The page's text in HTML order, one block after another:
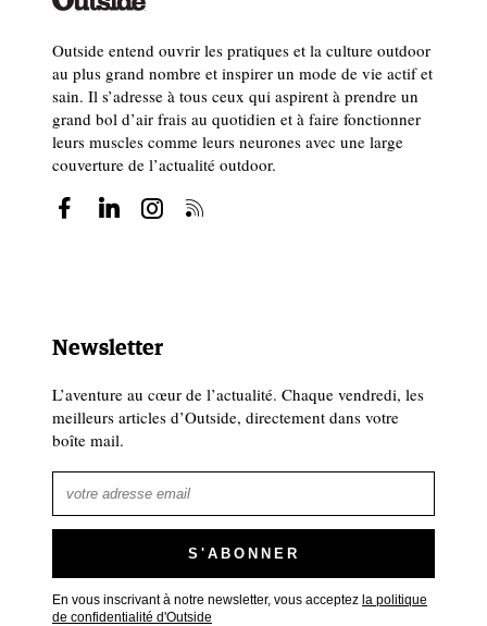
Outside entend ouvrir les pratiques et la culture outdoor
au plus grand nombre et inspirer un mode de vie actif et
sain. Il s’adresse à tous ceux qui aspirent à prendre un
grand bol d’air frais au quotidien et à faire fonctionner
leurs muscles comme leurs neurones avec une large
couverture de l’actualité outdoor.
Newsletter
L’aventure au cœur de l’actualité. Chaque vendredi, les
meilleurs articles d’Outside, directement dans votre
boîte mail.
En vous inscrivant à notre newsletter, vous acceptez la politique
de confidentialité d'Outside